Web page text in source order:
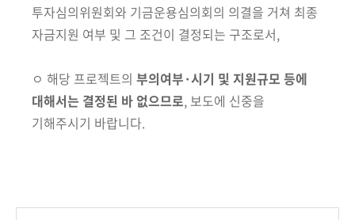
투자심의위원회와 기금운용심의회의 의결을 거쳐 최종
자금지원 여부 및 그 조건이 결정되는 구조로서,
ㅇ 해당 프로젝트의 부의여부·시기 및 지원규모 등에
대해서는 결정된 바 없으므로, 보도에 신중을
기해주시기 바랍니다.